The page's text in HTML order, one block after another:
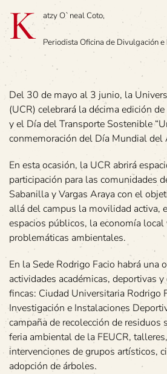
K atzy O`neal Coto,
Periodista Oficina de Divulgación e
Del 30 de mayo al 3 junio, la
(UCR) celebrará la décima edición
y el Día del Transporte Sostenible
conmemoración del Día Mundial del
En esta ocasión, la UCR abrirá
participación para las comunidades
Sabanilla y Vargas Araya con el
allá del campus la movilidad activa,
espacios públicos, la economía
problemáticas ambientales.
En la Sede Rodrigo Facio habrá una
actividades académicas, deportivas
fincas: Ciudad Universitaria Rodrigo
Investigación e Instalaciones
campaña de recolección de residuos
feria ambiental de la FEUCR,
intervenciones de grupos artísticos,
adopción de árboles.